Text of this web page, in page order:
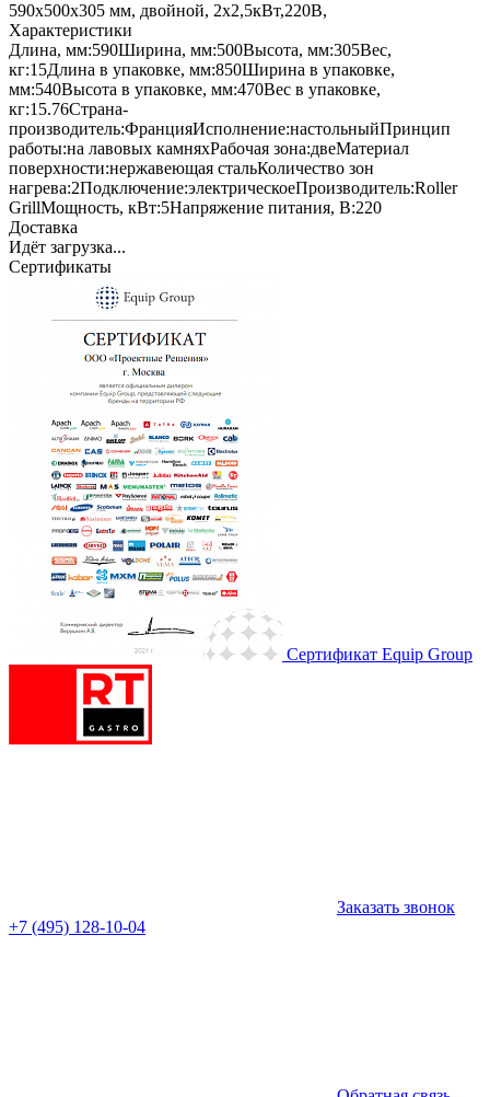
590х500х305 мм, двойной, 2х2,5кВт,220В,
Характеристики
Длина, мм:590Ширина, мм:500Высота, мм:305Вес,
кг:15Длина в упаковке, мм:850Ширина в упаковке,
мм:540Высота в упаковке, мм:470Вес в упаковке,
кг:15.76Страна-
производитель:ФранцияИсполнение:настольныйПринцип
работы:на лавовых камняхРабочая зона:двеМатериал
поверхности:нержавеющая стальКоличество зон
нагрева:2Подключение:электрическоеПроизводитель:Roller
GrillМощность, кВт:5Напряжение питания, В:220
Доставка
Идёт загрузка...
Сертификаты
Сертификат Equip Group
Заказать звонок
+7 (495) 128-10-04